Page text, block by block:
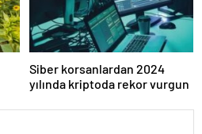
Siber korsanlardan 2024
yılında kriptoda rekor vurgun